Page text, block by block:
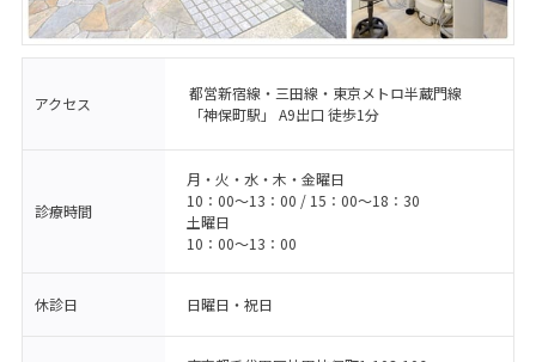
アクセス
都営新宿線・三田線・東京メトロ半蔵門線
「神保町駅」 A9出口 徒歩1分
診療時間
月・火・水・木・金曜日
10：00〜13：00 / 15：00〜18：30
土曜日
10：00〜13：00
休診日 日曜日・祝日